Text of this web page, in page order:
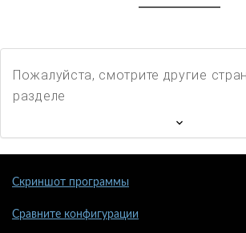
Пожалуйста, смотрите другие
разделе
Скриншот программы
Сравните конфигурации